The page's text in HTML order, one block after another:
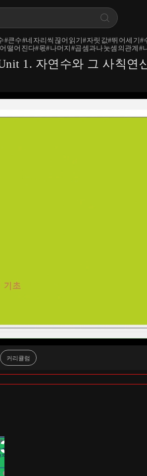
큰수#네자리씩끊어읽기#자릿값#뛰어세
떨어진다#몫#나머지#곱셈과나눗셈의관계
1. 자연수와 그 사칙연
커리큘럼